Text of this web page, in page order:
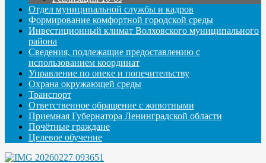
Отдел муниципальной службы и кадров
Формирование комфортной городской среды
Инвестиционный климат Волховского муниципального
района
Сведения, подлежащие предоставлению с
использованием координат
Управление по опеке и попечительству
Охрана окружающей среды
Транспорт
Ответственное обращение с животными
Приемная Губернатора Ленинградской области
Почётные граждане
Целевое обучение